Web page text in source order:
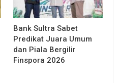
Bank Sultra Sabet
Predikat Juara Umum
dan Piala Bergilir
Finspora 2026